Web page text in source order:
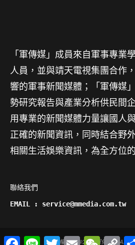
「軍傳媒」成員來自軍事專業
人員，並與靖天電視集團合作
響的軍事新聞媒體；「軍傳媒
勢研究報告與產業分析供民間
用專業的新聞媒體力量讓國人
正確的新聞資訊，同時結合野
相關生活娛樂資訊，為全方位
聯絡我們
EMAIL : service@mmedia.com.tw
版權所有@2014軍傳媒 - All
Facebook
Line TwitterEmailWeChat